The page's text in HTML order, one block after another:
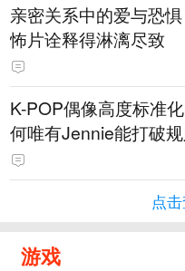
亲密关系中的爱与恐
怖片诠释得淋漓尽致
K-POP偶像高度标准
何唯有Jennie能打破规
点
游戏